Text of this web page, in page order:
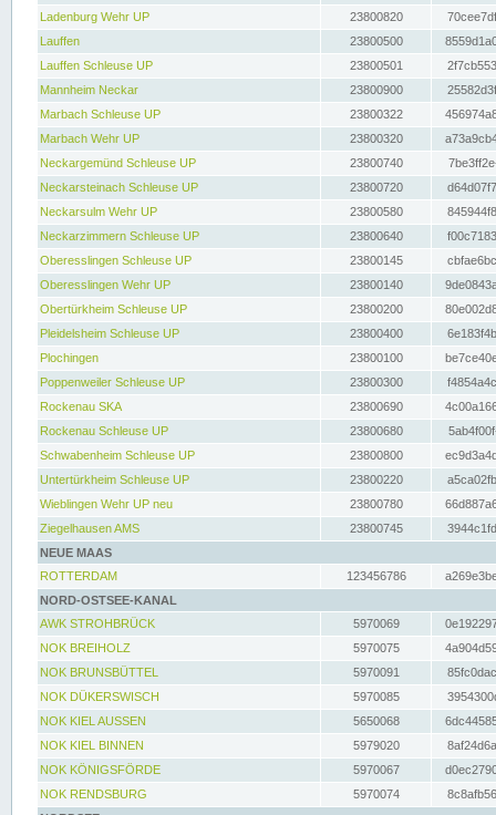
Ladenburg Wehr UP
23800820
Lauffen
23800500
Lauffen Schleuse UP
23800501
Mannheim Neckar
23800900
Marbach Schleuse UP
23800322
Marbach Wehr UP
23800320
Neckargemünd Schleuse UP
23800740
Neckarsteinach Schleuse UP
23800720
Neckarsulm Wehr UP
23800580
Neckarzimmern Schleuse UP
23800640
Oberesslingen Schleuse UP
23800145
Oberesslingen Wehr UP
23800140
Obertürkheim Schleuse UP
23800200
Pleidelsheim Schleuse UP
23800400
Plochingen
23800100
Poppenweiler Schleuse UP
23800300
Rockenau SKA
23800690
Rockenau Schleuse UP
23800680
Schwabenheim Schleuse UP
23800800
Untertürkheim Schleuse UP
23800220
Wieblingen Wehr UP neu
23800780
Ziegelhausen AMS
23800745
NEUE MAAS
ROTTERDAM
123456786
NORD-OSTSEE-KANAL
AWK STROHBRÜCK
5970069
NOK BREIHOLZ
5970075
NOK BRUNSBÜTTEL
5970091
NOK DÜKERSWISCH
5970085
NOK KIEL AUSSEN
5650068
NOK KIEL BINNEN
5979020
NOK KÖNIGSFÖRDE
5970067
NOK RENDSBURG
5970074